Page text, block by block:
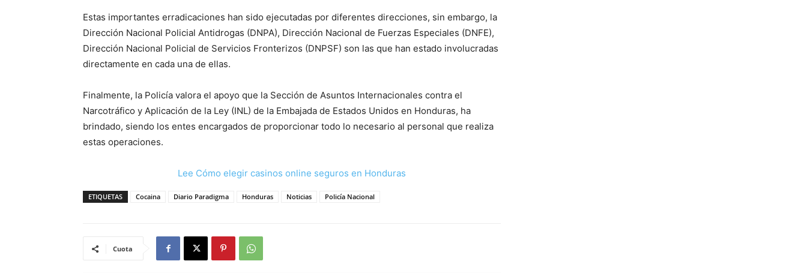
Estas importantes erradicaciones han sido ejecutadas por diferentes direcciones, sin embargo, la
Dirección Nacional Policial Antidrogas (DNPA), Dirección Nacional de Fuerzas Especiales (DNFE),
Dirección Nacional Policial de Servicios Fronterizos (DNPSF) son las que han estado involucradas
directamente en cada una de ellas.
Finalmente, la Policía valora el apoyo que la Sección de Asuntos Internacionales contra el
Narcotráfico y Aplicación de la Ley (INL) de la Embajada de Estados Unidos en Honduras, ha
brindado, siendo los entes encargados de proporcionar todo lo necesario al personal que realiza
estas operaciones.
Lee Cómo elegir casinos online seguros en Honduras
ETIQUETAS Cocaina Diario Paradigma Honduras Noticias Policía Nacional
Cuota